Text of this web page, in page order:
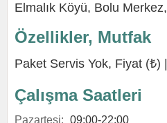
Elmalık Köyü, Bolu Merkez,
Özellikler, Mutfak
Paket Servis Yok, Fiyat (₺) |
Çalışma Saatleri
Pazartesi: 09:00-22:00